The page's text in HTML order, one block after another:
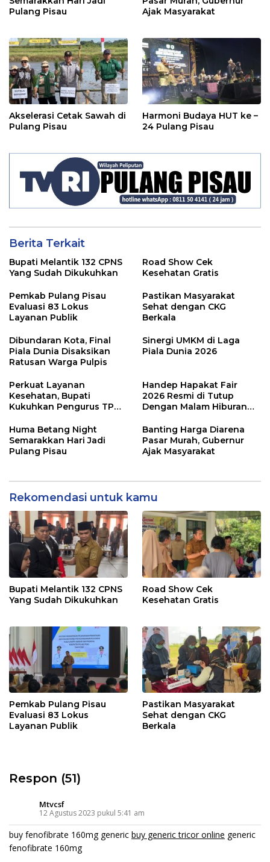
Pulang Pisau
Ajak Masyarakat
Akselerasi Cetak Sawah di
Pulang Pisau
Harmoni Budaya HUT ke –
24 Pulang Pisau
Berita Terkait
Bupati Melantik 132 CPNS
Yang Sudah Dikukuhkan
Road Show Cek
Kesehatan Gratis
Pemkab Pulang Pisau
Evaluasi 83 Lokus
Layanan Publik
Pastikan Masyarakat
Sehat dengan CKG
Berkala
Dibundaran Kota, Final
Piala Dunia Disaksikan
Ratusan Warga Pulpis
Sinergi UMKM di Laga
Piala Dunia 2026
Perkuat Layanan
Kesehatan, Bupati
Kukuhkan Pengurus TP
Handep Hapakat Fair
2026 Resmi di Tutup
Dengan Malam Hiburan
Huma Betang Night
Semarakkan Hari Jadi
Pulang Pisau
Banting Harga Diarena
Pasar Murah, Gubernur
Ajak Masyarakat
Rekomendasi untuk kamu
Bupati Melantik 132 CPNS
Yang Sudah Dikukuhkan
Road Show Cek
Kesehatan Gratis
Pemkab Pulang Pisau
Evaluasi 83 Lokus
Layanan Publik
Pastikan Masyarakat
Sehat dengan CKG
Berkala
Respon (51)
Mtvcsf
12 Agustus 2023 pukul 5:41 am
buy fenofibrate 160mg generic buy generic tricor online generic
fenofibrate 160mg